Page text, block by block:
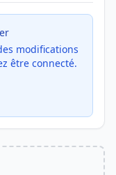
modifications
être connecté.